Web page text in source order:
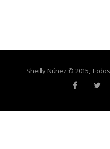
Sheilly Núñez © 2015,